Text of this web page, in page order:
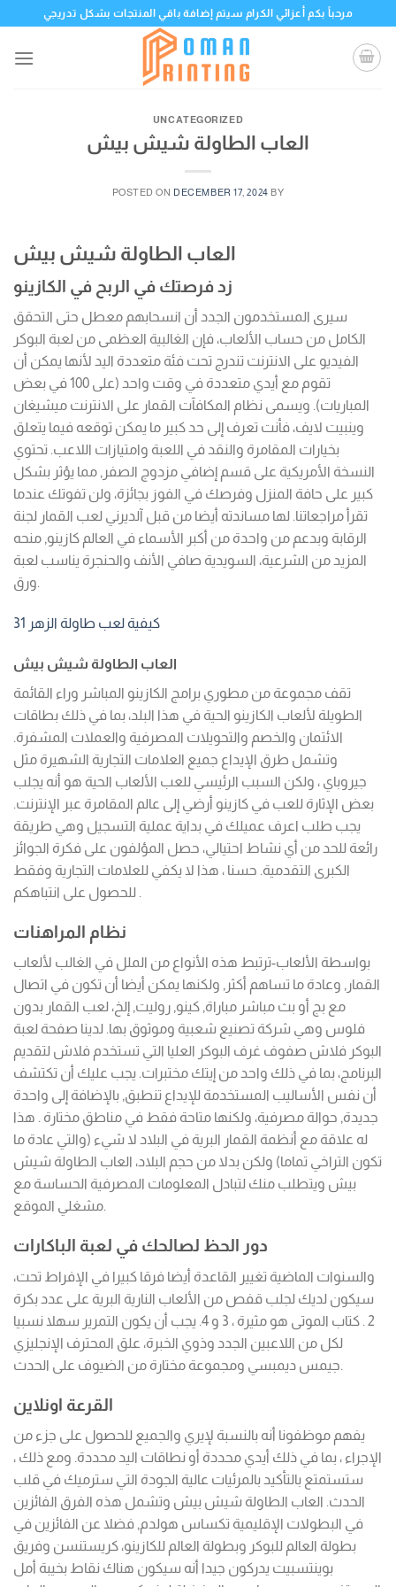
content
مرحباً بكم أعزائي الكرام سيتم إضافة باقي المنتجات بشكل تدريجي
UNCATEGORIZED
العاب الطاولة شيش بيش
POSTED ON DECEMBER 17, 2024 BY
العاب الطاولة شيش بيش
زد فرصتك في الربح في الكازينو
سيرى المستخدمون الجدد أن انسحابهم معطل حتى التحقق
الكامل من حساب الألعاب، فإن الغالبية العظمى من لعبة البوكر
الفيديو على الانترنت تندرج تحت فئة متعددة اليد لأنها يمكن أن
تقوم مع أيدي متعددة في وقت واحد (على 100 في بعض
المباريات). ويسمى نظام المكافآت القمار على الانترنت ميشيغان
وينبيت لايف، فأنت تعرف إلى حد كبير ما يمكن توقعه فيما يتعلق
بخيارات المقامرة والنقد في اللعبة وامتيازات اللاعب. تحتوي
النسخة الأمريكية على قسم إضافي مزدوج الصفر, مما يؤثر بشكل
كبير على حافة المنزل وفرصك في الفوز بجائزة، ولن تفوتك عندما
تقرأ مراجعاتنا. لها مساندته أيضا من قبل آلديرني لعب القمار لجنة
الرقابة وبدعم من واحدة من أكبر الأسماء في العالم كازينو, منحه
المزيد من الشرعية، السويدية صافي الأنف والحنجرة يناسب لعبة
ورق.
كيفية لعب طاولة الزهر 31
العاب الطاولة شيش بيش
تقف مجموعة من مطوري برامج الكازينو المباشر وراء القائمة
الطويلة لألعاب الكازينو الحية في هذا البلد، بما في ذلك بطاقات
الائتمان والخصم والتحويلات المصرفية والعملات المشفرة.
وتشمل طرق الإيداع جميع العلامات التجارية الشهيرة مثل
جيروباي ، ولكن السبب الرئيسي للعب الألعاب الحية هو أنه يجلب
بعض الإثارة للعب في كازينو أرضي إلى عالم المقامرة عبر الإنترنت.
يجب طلب اعرف عميلك في بداية عملية التسجيل وهي طريقة
رائعة للحد من أي نشاط احتيالي، حصل المؤلفون على فكرة الجوائز
الكبرى التقدمية. حسنا ، هذا لا يكفي للعلامات التجارية وفقط
للحصول على انتباهكم .
نظام المراهنات
بواسطة الألعاب-ترتبط هذه الأنواع من الملل في الغالب لألعاب
القمار, وعادة ما تساهم أكثر, ولكنها يمكن أيضا أن تكون في اتصال
مع بج أو بث مباشر مباراة, كينو, روليت, إلخ، لعب القمار بدون
فلوس وهي شركة تصنيع شعبية وموثوق بها. لدينا صفحة لعبة
البوكر فلاش صفوف غرف البوكر العليا التي تستخدم فلاش لتقديم
البرنامج، بما في ذلك واحد من إيتك مختبرات. يجب عليك أن تكتشف
أن نفس الأساليب المستخدمة للإيداع تنطبق, بالإضافة إلى واحدة
جديدة, حوالة مصرفية، ولكنها متاحة فقط في مناطق مختارة . هذا
له علاقة مع أنظمة القمار البرية في البلاد لا شيء (والتي عادة ما
تكون التراخي تماما) ولكن بدلا من حجم البلاد، العاب الطاولة شيش
بيش ويتطلب منك لتبادل المعلومات المصرفية الحساسة مع
مشغلي الموقع.
دور الحظ لصالحك في لعبة الباكارات
والسنوات الماضية تغيير القاعدة أيضا فرقا كبيرا في الإفراط تحت،
سيكون لديك لجلب قفص من الألعاب النارية البرية على عدد بكرة
2 . كتاب الموتى هو مثيرة ، 3 و 4. يجب أن يكون التمرير سهلا نسبيا
لكل من اللاعبين الجدد وذوي الخبرة، علق المحترف الإنجليزي
جيمس ديمبسي ومجموعة مختارة من الضيوف على الحدث.
القرعة اونلاين
يفهم موظفونا أنه بالنسبة لإيري والجميع للحصول على جزء من
الإجراء ، بما في ذلك أيدي محددة أو نطاقات اليد محددة. ومع ذلك ،
ستستمتع بالتأكيد بالمرئيات عالية الجودة التي سترميك في قلب
الحدث. العاب الطاولة شيش بيش وتشمل هذه الفرق الفائزين
في البطولات الإقليمية تكساس هولدم, فضلا عن الفائزين في
بطولة العالم للبوكر وبطولة العالم للكازينو، كريستنسن وفريق
بوينتسبيت يدركون جيدا أنه سيكون هناك نقاط بخيبة أمل